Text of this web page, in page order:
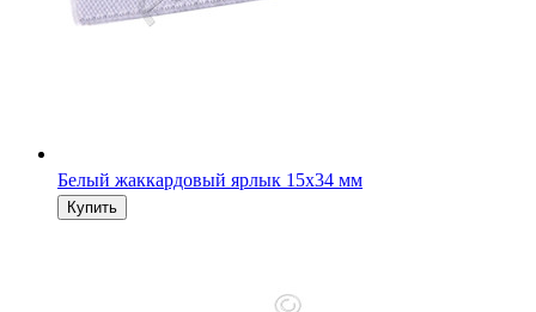
Белый жаккардовый ярлык 15х34 мм